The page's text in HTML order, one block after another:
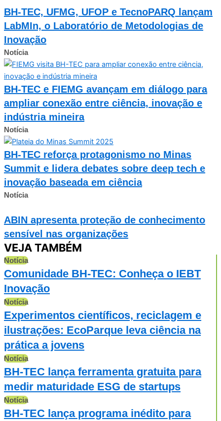
BH-TEC, UFMG, UFOP e TecnoPARQ lançam
LabMIn, o Laboratório de Metodologias de
Inovação
Notícia
BH-TEC e FIEMG avançam em diálogo para
ampliar conexão entre ciência, inovação e
indústria mineira
Notícia
BH-TEC reforça protagonismo no Minas
Summit e lidera debates sobre deep tech e
inovação baseada em ciência
Notícia
ABIN apresenta proteção de conhecimento
sensível nas organizações
VEJA TAMBÉM
Notícia
Comunidade BH-TEC: Conheça o IEBT
Inovação
Notícia
Experimentos científicos, reciclagem e
ilustrações: EcoParque leva ciência na
prática a jovens
Notícia
BH-TEC lança ferramenta gratuita para
medir maturidade ESG de startups
Notícia
BH-TEC lança programa inédito para